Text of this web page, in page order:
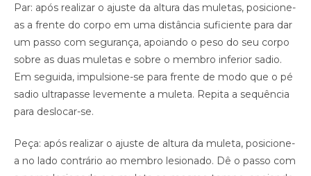
Par: após realizar o ajuste da altura das muletas, posicione-
as a frente do corpo em uma distância suficiente para dar
um passo com segurança, apoiando o peso do seu corpo
sobre as duas muletas e sobre o membro inferior sadio.
Em seguida, impulsione-se para frente de modo que o pé
sadio ultrapasse levemente a muleta. Repita a sequência
para deslocar-se.
Peça: após realizar o ajuste de altura da muleta, posicione-
a no lado contrário ao membro lesionado. Dê o passo com